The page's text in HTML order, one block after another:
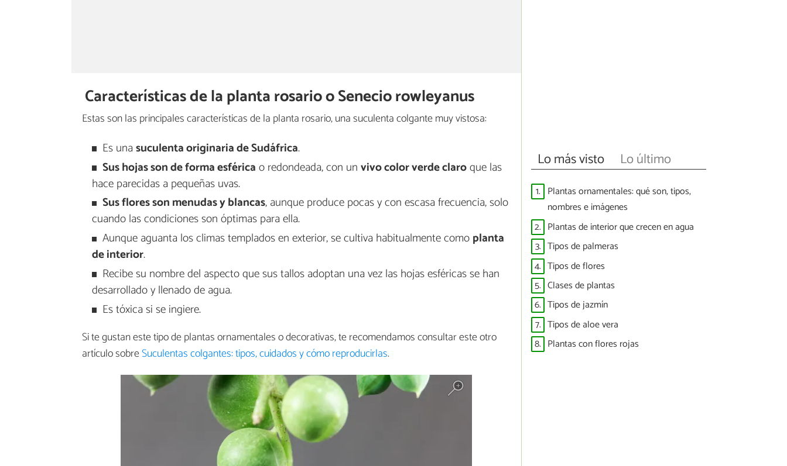
Características de la planta rosario o Senecio rowleyanus
Estas son las principales características de la planta rosario, una suculenta colgante muy vistosa:
Es unasuculenta originaria de Sudáfrica.
Sus hojas son de forma esféricao redondeada, con unvivo color verde claroque las
hace parecidas a pequeñas uvas.
Sus flores son menudas y blancas, aunque produce pocas y con escasa frecuencia, solo
cuando las condiciones son óptimas para ella.
Aunque aguanta los climas templados en exterior, se cultiva habitualmente comoplanta
de interior.
Recibe su nombre del aspecto que sus tallos adoptan una vez las hojas esféricas se han
desarrollado y llenado de agua.
Es tóxica si se ingiere.
Si te gustan este tipo de plantas ornamentales o decorativas, te recomendamos consultar este otro
artículo sobreSuculentas colgantes: tipos, cuidados y cómo reproducirlas.
Lo más visto Lo último
1. Plantas ornamentales: qué son, tipos,
nombres e imágenes
2. Plantas de interior que crecen en agua
3. Tipos de palmeras
4. Tipos de flores
5. Clases de plantas
6. Tipos de jazmín
7. Tipos de aloe vera
8. Plantas con flores rojas